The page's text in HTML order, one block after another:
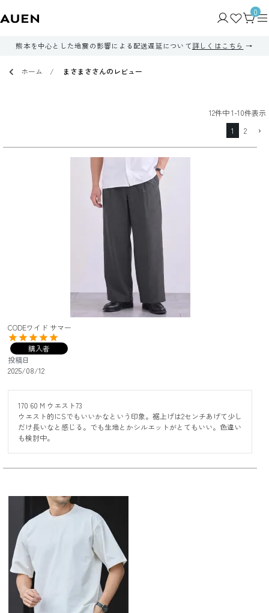
0
熊本を中心とした地震の影響による配送遅延について詳しくはこちら
ホーム まさまささんのレビュー
12件中1-10件表示
1
2
CODEワイド サマー
購入者
投稿日
2025/08/12
170 60 M ウエスト73
ウエスト的にSでもいいかなという印象。裾上げは2センチあげて少し
だけ長いなと感じる。でも生地とかシルエットがとてもいい。色違い
も検討中。